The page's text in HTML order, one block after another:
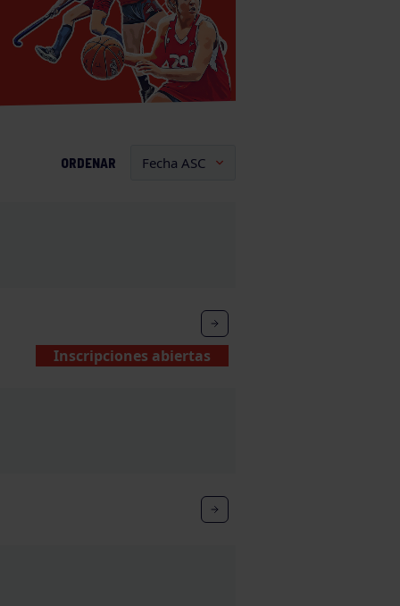
ORDENAR
Inscripciones abiertas